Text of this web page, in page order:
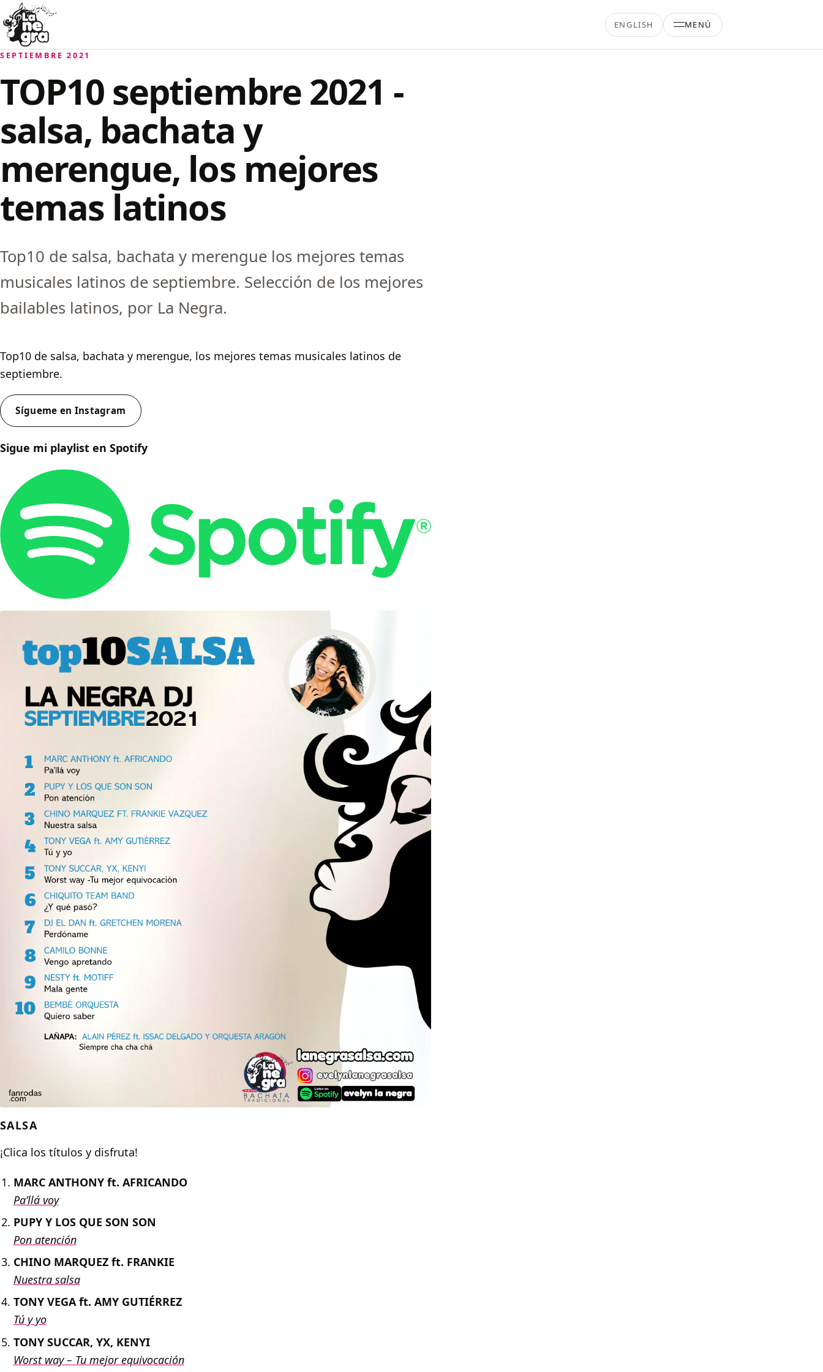
Saltar al contenido
La Negra Salsa
ENGLISH MENÚ
SEPTIEMBRE 2021
TOP10 septiembre 2021 -
salsa, bachata y
merengue, los mejores
temas latinos
Top10 de salsa, bachata y merengue los mejores temas
musicales latinos de septiembre. Selección de los mejores
bailables latinos, por La Negra.
Top10 de salsa, bachata y merengue, los mejores temas musicales latinos de
septiembre.
Sígueme en Instagram
Sigue mi playlist en Spotify
SALSA
¡Clica los títulos y disfruta!
MARC ANTHONY ft. AFRICANDO
Pa’llá voy
PUPY Y LOS QUE SON SON
Pon atención
CHINO MARQUEZ ft. FRANKIE
Nuestra salsa
TONY VEGA ft. AMY GUTIÉRREZ
Tú y yo
TONY SUCCAR, YX, KENYI
Worst way – Tu mejor equivocación